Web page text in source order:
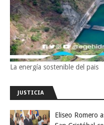
La energía sostenible del pais
JUSTICIA
Eliseo Romero